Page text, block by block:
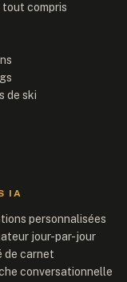
tout compris
de ski
IA
personnalisées
jour-par-jour
de carnet
conversationnelle